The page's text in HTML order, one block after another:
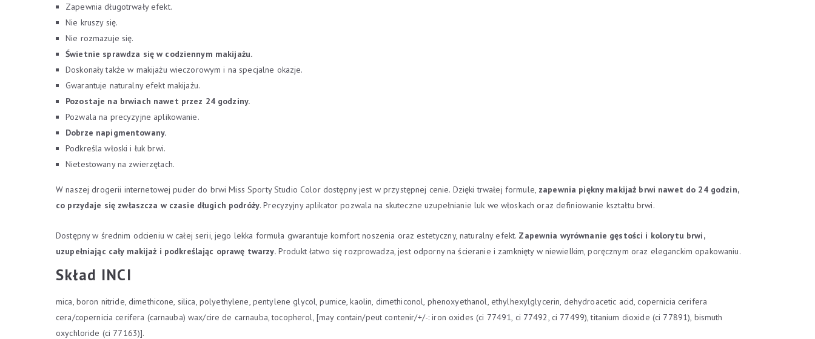
Zapewnia długotrwały efekt.
Nie kruszy się.
Nie rozmazuje się.
Świetnie sprawdza się w codziennym makijażu.
Doskonały także w makijażu wieczorowym i na specjalne okazje.
Gwarantuje naturalny efekt makijażu.
Pozostaje na brwiach nawet przez 24 godziny.
Pozwala na precyzyjne aplikowanie.
Dobrze napigmentowany.
Podkreśla włoski i łuk brwi.
Nietestowany na zwierzętach.
W naszej drogerii internetowej puder do brwi Miss Sporty Studio Color dostępny jest w przystępnej cenie. Dzięki trwałej formule, zapewnia piękny makijaż brwi nawet do 24 godzin,
co przydaje się zwłaszcza w czasie długich podróży. Precyzyjny aplikator pozwala na skuteczne uzupełnianie luk we włoskach oraz definiowanie kształtu brwi.
Dostępny w średnim odcieniu w całej serii, jego lekka formuła gwarantuje komfort noszenia oraz estetyczny, naturalny efekt. Zapewnia wyrównanie gęstości i kolorytu brwi,
uzupełniając cały makijaż i podkreślając oprawę twarzy.Produkt łatwo się rozprowadza, jest odporny na ścieranie i zamknięty w niewielkim, poręcznym oraz eleganckim opakowaniu.
Skład INCI
mica, boron nitride, dimethicone, silica, polyethylene, pentylene glycol, pumice, kaolin, dimethiconol, phenoxyethanol, ethylhexylglycerin, dehydroacetic acid, copernicia cerifera
cera/copernicia cerifera (carnauba) wax/cire de carnauba, tocopherol, [may contain/peut contenir/+/-: iron oxides (ci 77491, ci 77492, ci 77499), titanium dioxide (ci 77891), bismuth
oxychloride (ci 77163)].